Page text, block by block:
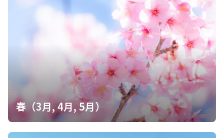
果、バリきつかったけど明るいうちに無事に下山。 最後は同行者
にペースを作ってもらいながら、自分は付いていくだけ💦 練習不
足、底のすり減ったラグでズルズル、前日からの疲れと睡眠不足
を反省しつつ、とにかく足を動かしてボロボロになりながら、か
「楽勝やろね」とか考えた自分を反省😅 山は舐めちゃいかんね。
キツかったけど、本当にいろいろ楽しめた山行でした✨ ありがと
春（3月, 4月, 5月）